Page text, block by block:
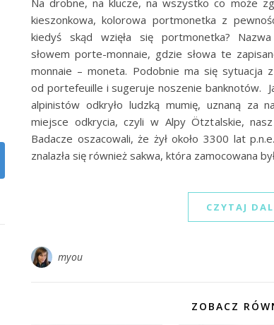
kieszonkowa, kolorowa portmonetka z
kiedyś skąd wzięła się portmonetka?
słowem porte-monnaie, gdzie słowa te
monnaie – moneta. Podobnie ma się sytuacja
od portefeuille i sugeruje noszenie banknotów.
alpinistów odkryło ludzką mumię, uznaną za
miejsce odkrycia, czyli w Alpy Ötztalskie,
Badacze oszacowali, że żył około 3300 lat
znalazła się również sakwa, która zamocowana
CZYTAJ
myou
ZOBACZ